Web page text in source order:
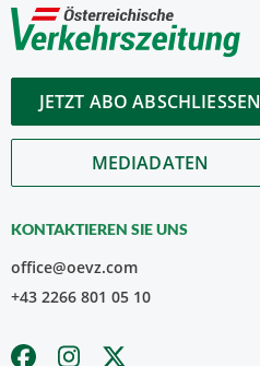
JETZT ABO ABSCHLIESSEN
MEDIADATEN
KONTAKTIEREN SIE UNS
office@oevz.com
+43 2266 801 05 10